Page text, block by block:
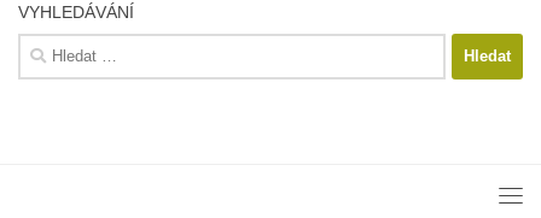
VYHLEDÁVÁNÍ
Vyhledávání